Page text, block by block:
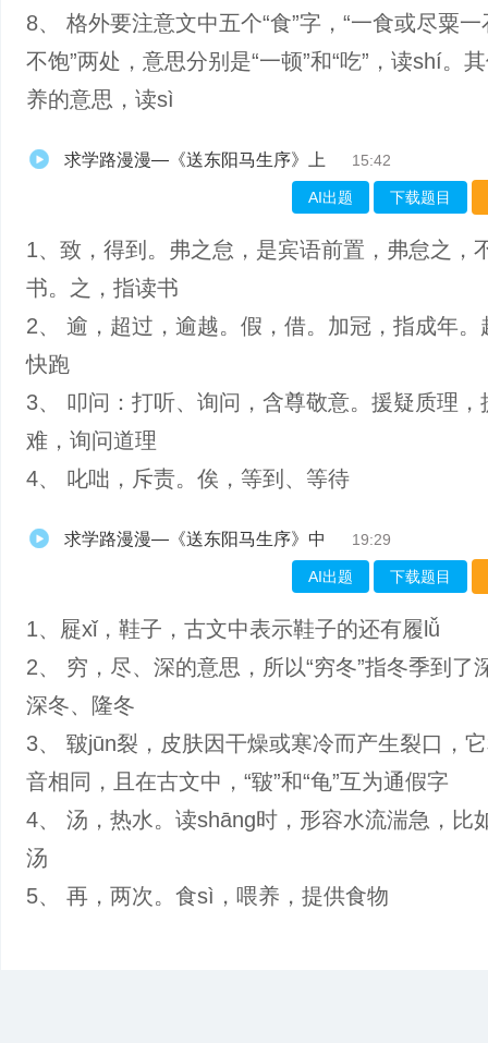
8、 格外要注意文中五个“食”字，“一食或尽粟一
不饱”两处，意思分别是“一顿”和“吃”，读shí。
养的意思，读sì
求学路漫漫—《送东阳马生序》上 15:42
AI出题 下载题目
1、致，得到。弗之怠，是宾语前置，弗怠之，
书。之，指读书
2、 逾，超过，逾越。假，借。加冠，指成年。
快跑
3、 叩问：打听、询问，含尊敬意。援疑质理，
难，询问道理
4、 叱咄，斥责。俟，等到、等待
求学路漫漫—《送东阳马生序》中 19:29
AI出题 下载题目
1、屣xǐ，鞋子，古文中表示鞋子的还有履lǚ
2、 穷，尽、深的意思，所以“穷冬”指冬季到了
深冬、隆冬
3、 皲jūn裂，皮肤因干燥或寒冷而产生裂口，
音相同，且在古文中，“皲”和“龟”互为通假字
4、 汤，热水。读shāng时，形容水流湍急，比
汤
5、 再，两次。食sì，喂养，提供食物